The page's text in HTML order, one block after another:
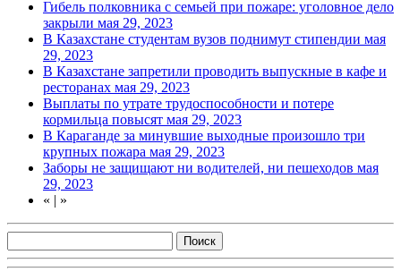
Гибель полковника с семьей при пожаре: уголовное дело
закрыли мая 29, 2023
В Казахстане студентам вузов поднимут стипендии мая
29, 2023
В Казахстане запретили проводить выпускные в кафе и
ресторанах мая 29, 2023
Выплаты по утрате трудоспособности и потере
кормильца повысят мая 29, 2023
В Караганде за минувшие выходные произошло три
крупных пожара мая 29, 2023
Заборы не защищают ни водителей, ни пешеходов мая
29, 2023
« | »